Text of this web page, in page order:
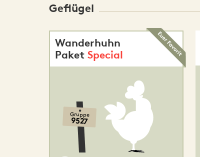
Geflügel
Wanderhuhn
PaketSpecial
Gruppe
9527